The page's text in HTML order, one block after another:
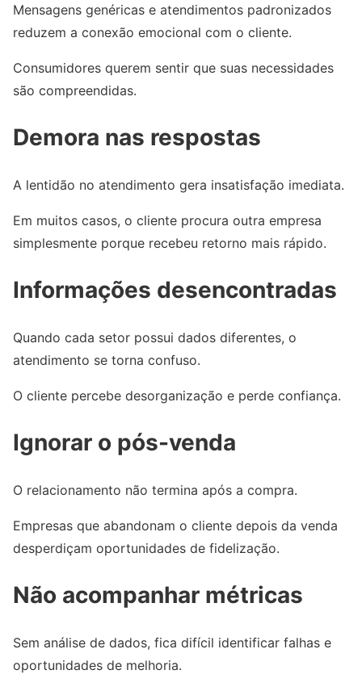
Mensagens genéricas e atendimentos padronizados
reduzem a conexão emocional com o cliente.
Consumidores querem sentir que suas necessidades
são compreendidas.
Demora nas respostas
A lentidão no atendimento gera insatisfação imediata.
Em muitos casos, o cliente procura outra empresa
simplesmente porque recebeu retorno mais rápido.
Informações desencontradas
Quando cada setor possui dados diferentes, o
atendimento se torna confuso.
O cliente percebe desorganização e perde confiança.
Ignorar o pós-venda
O relacionamento não termina após a compra.
Empresas que abandonam o cliente depois da venda
desperdiçam oportunidades de fidelização.
Não acompanhar métricas
Sem análise de dados, fica difícil identificar falhas e
oportunidades de melhoria.